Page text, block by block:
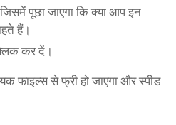
पूछा जाएगा कि क्या आप इन
हैं।
कर दें।
फाइल्स से फ्री हो जाएगा और स्पीड